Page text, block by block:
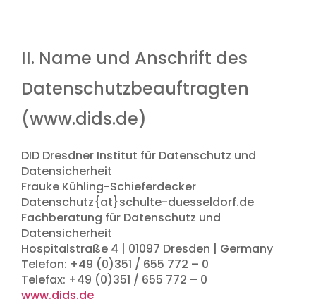
II. Name und Anschrift des
Datenschutzbeauftragten
(www.dids.de)
DID Dresdner Institut für Datenschutz und
Datensicherheit
Frauke Kühling-Schieferdecker
Datenschutz{at}schulte-duesseldorf.de
Fachberatung für Datenschutz und
Datensicherheit
Hospitalstraße 4 | 01097 Dresden | Germany
Telefon: +49 (0)351 / 655 772 – 0
Telefax: +49 (0)351 / 655 772 – 0
www.dids.de